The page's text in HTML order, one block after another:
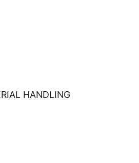
HANDLING